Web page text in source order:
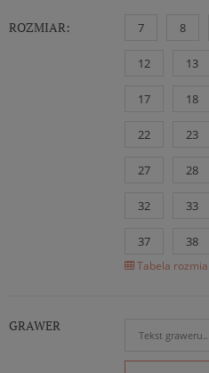
ROZMIAR: 7 8
12 13
17 18
22 23
27 28
32 33
37 38
Tabela
GRAWER